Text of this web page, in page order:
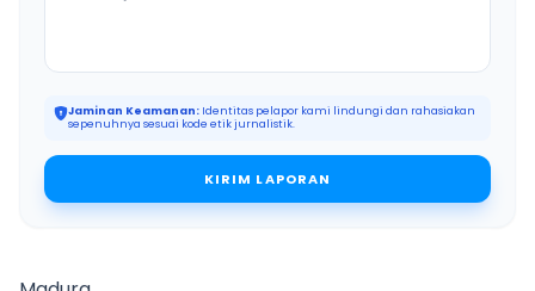
Jaminan Keamanan: Identitas pelapor kami lindungi dan rahasiakan
sepenuhnya sesuai kode etik jurnalistik.
KIRIM LAPORAN